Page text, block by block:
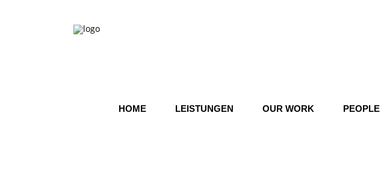
HOME LEISTUNGEN OUR WORK PEOPLE